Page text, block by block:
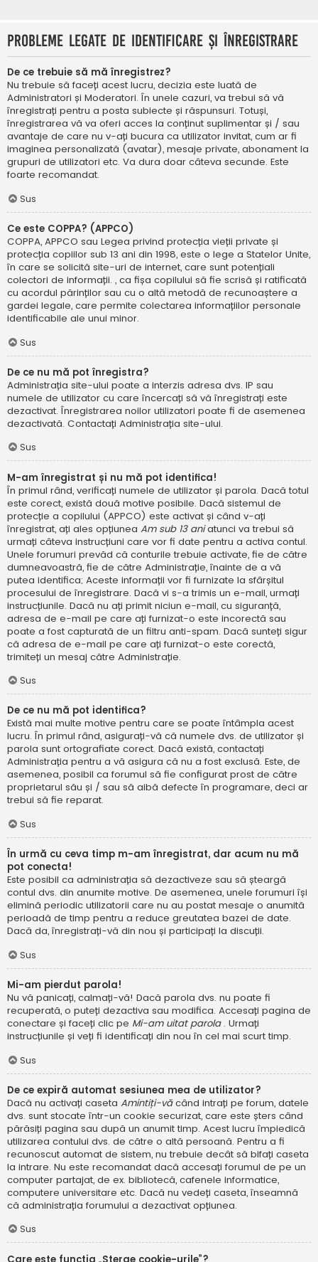
Probleme legate de identificare și înregistrare
De ce trebuie să mă înregistrez?
Nu trebuie să faceți acest lucru, decizia este luată de
Administratori și Moderatori. În unele cazuri, va trebui să vă
înregistrați pentru a posta subiecte și răspunsuri. Totuși,
înregistrarea vă va oferi acces la conținut suplimentar și / sau
avantaje de care nu v-ați bucura ca utilizator invitat, cum ar fi
imaginea personalizată (avatar), mesaje private, abonament la
grupuri de utilizatori etc. Va dura doar câteva secunde. Este
foarte recomandat.
Sus
Ce este COPPA? (APPCO)
COPPA, APPCO sau Legea privind protecția vieții private și
protecția copiilor sub 13 ani din 1998, este o lege a Statelor Unite,
în care se solicită site-uri de internet, care sunt potențiali
colectori de informații. , ca fișa copilului să fie scrisă și ratificată
cu acordul părinților sau cu o altă metodă de recunoaștere a
gardei legale, care permite colectarea informațiilor personale
identificabile ale unui minor.
Sus
De ce nu mă pot înregistra?
Administrația site-ului poate a interzis adresa dvs. IP sau
numele de utilizator cu care încercați să vă înregistrați este
dezactivat. Înregistrarea noilor utilizatori poate fi de asemenea
dezactivată. Contactați Administrația site-ului.
Sus
M-am înregistrat și nu mă pot identifica!
În primul rând, verificați numele de utilizator și parola. Dacă totul
este corect, există două motive posibile. Dacă sistemul de
protecție a copilului (APPCO) este activat și când v-ați
înregistrat, ați ales opțiunea Am sub 13 aniatunci va trebui să
urmați câteva instrucțiuni care vor fi date pentru a activa contul.
Unele forumuri prevăd că conturile trebuie activate, fie de către
dumneavoastră, fie de către Administrație, înainte de a vă
putea identifica; Aceste informații vor fi furnizate la sfârșitul
procesului de înregistrare. Dacă vi s-a trimis un e-mail, urmați
instrucțiunile. Dacă nu ați primit niciun e-mail, cu siguranță,
adresa de e-mail pe care ați furnizat-o este incorectă sau
poate a fost capturată de un filtru anti-spam. Dacă sunteți sigur
că adresa de e-mail pe care ați furnizat-o este corectă,
trimiteți un mesaj către Administrație.
Sus
De ce nu mă pot identifica?
Există mai multe motive pentru care se poate întâmpla acest
lucru. În primul rând, asigurați-vă că numele dvs. de utilizator și
parola sunt ortografiate corect. Dacă există, contactați
Administrația pentru a vă asigura că nu a fost exclusă. Este, de
asemenea, posibil ca forumul să fie configurat prost de către
proprietarul său și / sau să aibă defecte în programare, deci ar
trebui să fie reparat.
Sus
În urmă cu ceva timp m-am înregistrat, dar acum nu mă
pot conecta!
Este posibil ca administrația să dezactiveze sau să șteargă
contul dvs. din anumite motive. De asemenea, unele forumuri își
elimină periodic utilizatorii care nu au postat mesaje o anumită
perioadă de timp pentru a reduce greutatea bazei de date.
Dacă da, înregistrați-vă din nou și participați la discuții.
Sus
Mi-am pierdut parola!
Nu vă panicați, calmați-vă! Dacă parola dvs. nu poate fi
recuperată, o puteți dezactiva sau modifica. Accesați pagina de
conectare și faceți clic pe Mi-am uitat parola . Urmați
instrucțiunile și veți fi identificați din nou în cel mai scurt timp.
Sus
De ce expiră automat sesiunea mea de utilizator?
Dacă nu activați caseta Amintiți-văcând intrați pe forum, datele
dvs. sunt stocate într-un cookie securizat, care este șters când
părăsiți pagina sau după un anumit timp. Acest lucru împiedică
utilizarea contului dvs. de către o altă persoană. Pentru a fi
recunoscut automat de sistem, nu trebuie decât să bifați caseta
la intrare. Nu este recomandat dacă accesați forumul de pe un
computer partajat, de ex. bibliotecă, cafenele informatice,
computere universitare etc. Dacă nu vedeți caseta, înseamnă
că administrația forumului a dezactivat opțiunea.
Sus
Care este funcția „Șterge cookie-urile”?